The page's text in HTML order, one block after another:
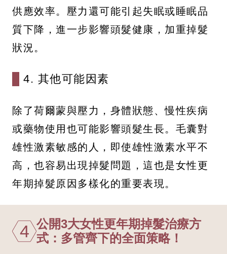
供應效率。壓力還可能引起失眠或睡眠品
質下降，進一步影響頭髮健康，加重掉髮
狀況。
4. 其他可能因素
除了荷爾蒙與壓力，身體狀態、慢性疾病
或藥物使用也可能影響頭髮生長。毛囊對
雄性激素敏感的人，即使雄性激素水平不
高，也容易出現掉髮問題，這也是女性更
年期掉髮原因多樣化的重要表現。
4 公開3大女性更年期掉髮治療方
式：多管齊下的全面策略！